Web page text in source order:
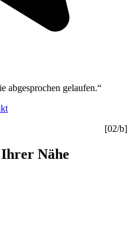
abgesprochen gelaufen.“
[02/b]
Nähe